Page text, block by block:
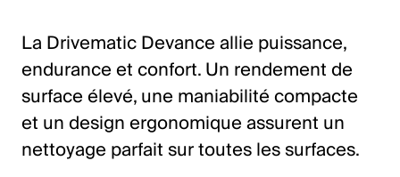
Deutsch
Français
Italiano
English
La Drivematic Devance allie puissance,
endurance et confort. Un rendement de
surface élevé, une maniabilité compacte
et un design ergonomique assurent un
nettoyage parfait sur toutes les surfaces.